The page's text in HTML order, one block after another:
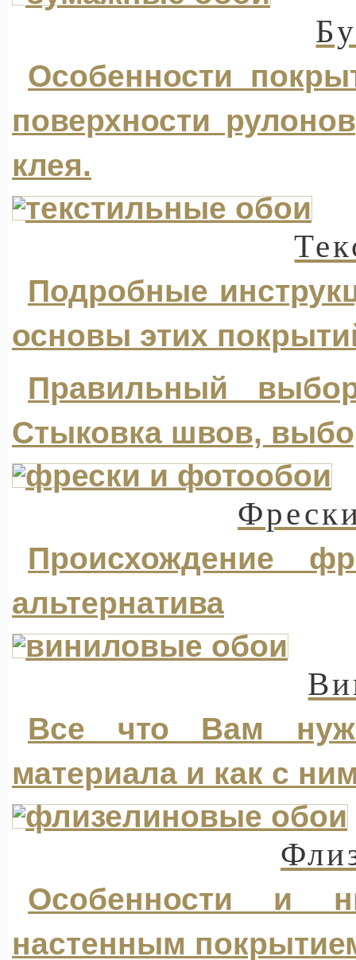
Особенности
поверхности
клея.
Подробные
основы этих
Правильный
Стыковка швов,
Происхождение
альтернатива
Все что Вам
материала и как с
Особенности и
настенным